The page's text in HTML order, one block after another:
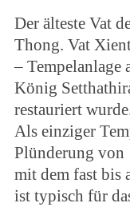
Der älteste Vat
Thong. Vat
– Tempelanlage
König
restauriert
Als einziger
Plünderung von
mit dem fast bis
ist typisch für